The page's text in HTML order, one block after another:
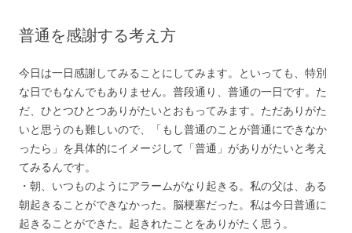
普通を感謝する考え方
今日は一日感謝してみることにしてみます。といっても、特別
な日でもなんでもありません。普段通り、普通の一日です。た
だ、ひとつひとつありがたいとおもってみます。ただありがた
いと思うのも難しいので、「もし普通のことが普通にできなか
ったら」を具体的にイメージして「普通」がありがたいと考え
てみるんです。
・朝、いつものようにアラームがなり起きる。私の父は、ある
朝起きることができなかった。脳梗塞だった。私は今日普通に
起きることができた。起きれたことをありがたく思う。